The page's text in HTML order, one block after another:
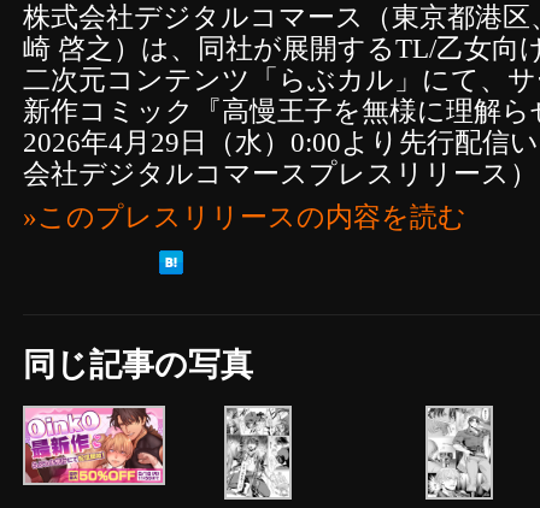
株式会社デジタルコマース（東京都港区
崎 啓之）は、同社が展開するTL/乙女向
二次元コンテンツ「らぶカル」にて、
新作コミック『高慢王子を無様に理解
2026年4月29日（水）0:00より先行配信
会社デジタルコマースプレスリリース）
»このプレスリリースの内容を読む
同じ記事の写真